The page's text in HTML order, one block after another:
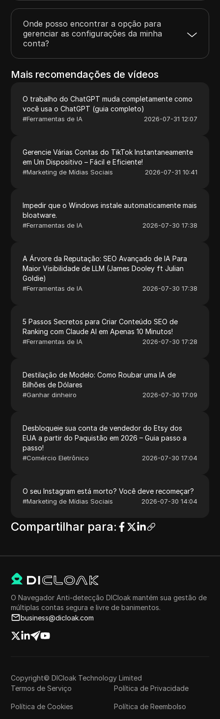
Onde posso encontrar a opção para
gerenciar as configurações da minha
conta?
Mais recomendações de vídeos
O trabalho do ChatGPT muda completamente como
você usa o ChatGPT (guia completo)
#Ferramentas de IA 2026-07-31 12:07
Gerencie Várias Contas do TikTok Instantaneamente
em Um Dispositivo – Fácil e Eficiente!
#Marketing de Mídias Sociais 2026-07-31 10:41
Impedir que o Windows instale automaticamente mais
bloatware.
#Ferramentas de IA 2026-07-30 17:38
A Árvore da Reputação: SEO Avançado de IA Para
Maior Visibilidade de LLM (James Dooley ft Julian
Goldie)
#Ferramentas de IA 2026-07-30 17:38
5 Passos Secretos para Criar Conteúdo SEO de
Ranking com Claude AI em Apenas 10 Minutos!
#Ferramentas de IA 2026-07-30 17:28
Destilação de Modelo: Como Roubar uma IA de
Bilhões de Dólares
#Ganhar dinheiro 2026-07-30 17:09
Desbloqueie sua conta de vendedor do Etsy dos
EUA a partir do Paquistão em 2026 – Guia passo a
passo!
#Comércio Eletrônico 2026-07-30 17:04
O seu Instagram está morto? Você deve recomeçar?
#Marketing de Mídias Sociais 2026-07-30 14:04
Compartilhar para:
O Navegador Anti-detecção DICloak mantém sua gestão de
múltiplas contas segura e livre de banimentos.
business@dicloak.com
Copyright© DICloak Technology Limited
Termos de Serviço
Política de Privacidade
Política de Cookies Política de Reembolso